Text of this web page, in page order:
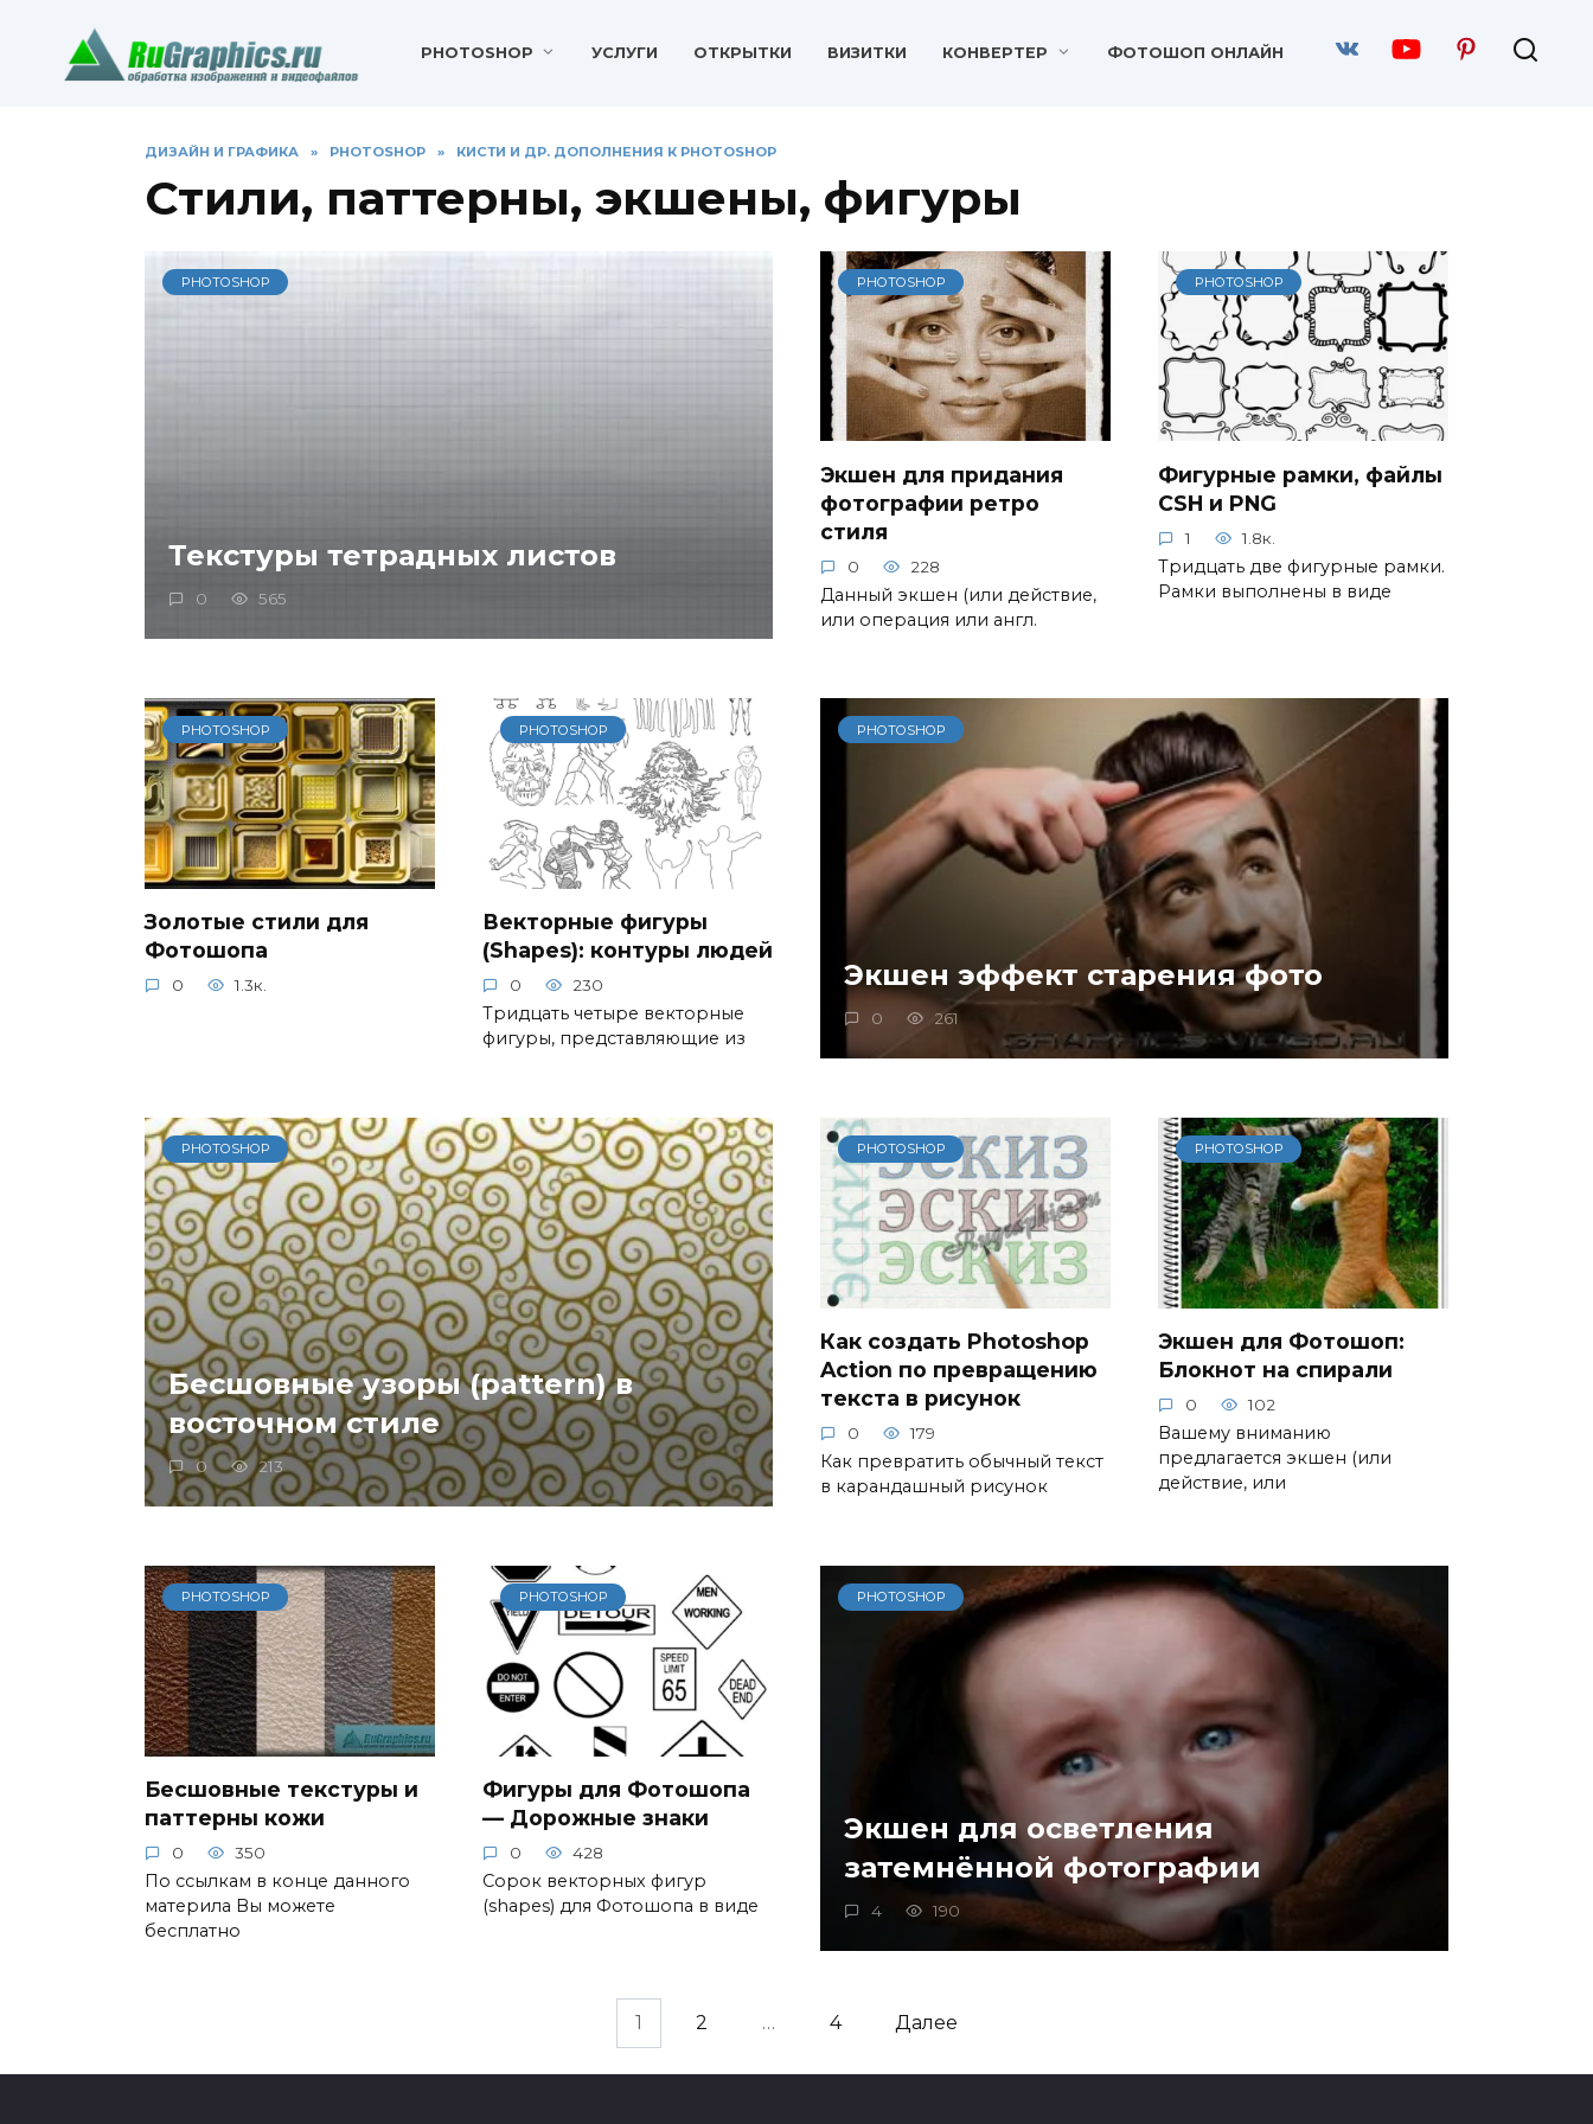
содержанию
PHOTOSHOP УСЛУГИ ОТКРЫТКИ ВИЗИТКИ КОНВЕРТЕР ФОТОШОП ОНЛАЙН
ДИЗАЙН И ГРАФИКА » PHOTOSHOP » КИСТИ И ДР. ДОПОЛНЕНИЯ К PHOTOSHOP
Стили, паттерны, экшены, фигуры
PHOTOSHOP
Текстуры тетрадных листов
0 565
PHOTOSHOP
Экшен для придания
фотографии ретро
стиля
0 228
Данный экшен (или действие,
или операция или англ.
PHOTOSHOP
Фигурные рамки, файлы
CSH и PNG
1 1.8к.
Тридцать две фигурные рамки.
Рамки выполнены в виде
PHOTOSHOP
Золотые стили для
Фотошопа
0 1.3к.
PHOTOSHOP
Векторные фигуры
(Shapes): контуры людей
0 230
Тридцать четыре векторные
фигуры, представляющие из
PHOTOSHOP
Экшен эффект старения фото
0 261
PHOTOSHOP
Бесшовные узоры (pattern) в
восточном стиле
0 213
PHOTOSHOP
Как создать Photoshop
Action по превращению
текста в рисунок
0 179
Как превратить обычный текст
в карандашный рисунок
PHOTOSHOP
Экшен для Фотошоп:
Блокнот на спирали
0 102
Вашему вниманию
предлагается экшен (или
действие, или
PHOTOSHOP
Бесшовные текстуры и
паттерны кожи
0 350
По ссылкам в конце данного
материла Вы можете
бесплатно
PHOTOSHOP
Фигуры для Фотошопа
— Дорожные знаки
0 428
Сорок векторных фигур
(shapes) для Фотошопа в виде
PHOTOSHOP
Экшен для осветления
затемнённой фотографии
4 190
1 2 … 4 Далее